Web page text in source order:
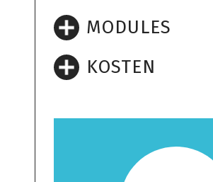
MODULES
KOSTEN